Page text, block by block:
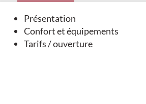
Présentation
Confort et équipements
Tarifs / ouverture